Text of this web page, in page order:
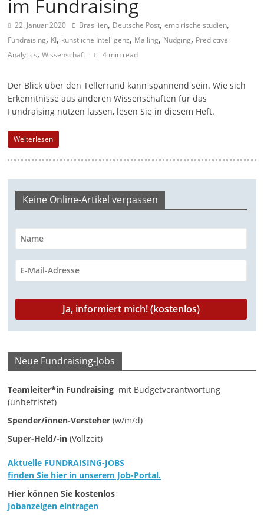
m
a
g
a
i
n
r
S
t
i
n
g
|
S
p
e
n
im Fundraising
22. Januar 2020 Brasilien, Deutsche Post,empirische studien,
Fundraising, KI, künstliche Intelligenz, Mailing, Nudging, Predictive
Analytics,Wissenschaft 4 min read
Der Blick über den Tellerrand kann spannend sein. Wie sich
Erkenntnisse aus anderen Wissenschaften für das
Fundraising nutzen lassen, lesen Sie in diesem Heft.
Weiterlesen
Keine Online-Artikel verpassen
Neue Fundraising-Jobs
Teamleiter*in Fundraising mit Budgetverantwortung
(unbefristet)
Spender/innen-Versteher (w/m/d)
Super-Held/-in (Vollzeit)
Aktuelle FUNDRAISING-JOBS
finden Sie hier in unserem Job-Portal.
Hier können Sie kostenlos
Jobanzeigen eintragen